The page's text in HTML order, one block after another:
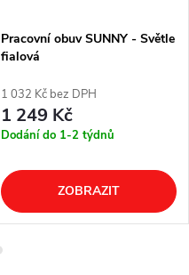
Pracovní obuv SUNNY - Světle
fialová
1 032 Kč bez DPH
1 249 Kč
Dodání do 1-2 týdnů
ZOBRAZIT